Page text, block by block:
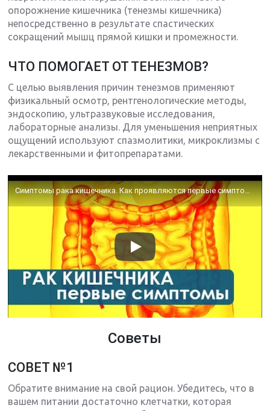
опорожнение кишечника (тенезмы кишечника)
непосредственно в результате спастических
сокращений мышц прямой кишки и промежности.
ЧТО ПОМОГАЕТ ОТ ТЕНЕЗМОВ?
С целью выявления причин тенезмов применяют
физикальный осмотр, рентгенологические методы,
эндоскопию, ультразвуковые исследования,
лабораторные анализы. Для уменьшения неприятных
ощущений используют спазмолитики, микроклизмы с
лекарственными и фитопрепаратами.
Симптомы рака кишечника. Как проявляются первые симптомы рака кишечника. Колопроктология
Советы
СОВЕТ №1
Обратите внимание на свой рацион. Убедитесь, что в
вашем питании достаточно клетчатки, которая